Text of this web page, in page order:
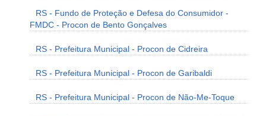
RS - Fundo de Proteção e Defesa do Consumidor -
FMDC - Procon de Bento Gonçalves
RS - Prefeitura Municipal - Procon de Cidreira
RS - Prefeitura Municipal - Procon de Garibaldi
RS - Prefeitura Municipal - Procon de Não-Me-Toque